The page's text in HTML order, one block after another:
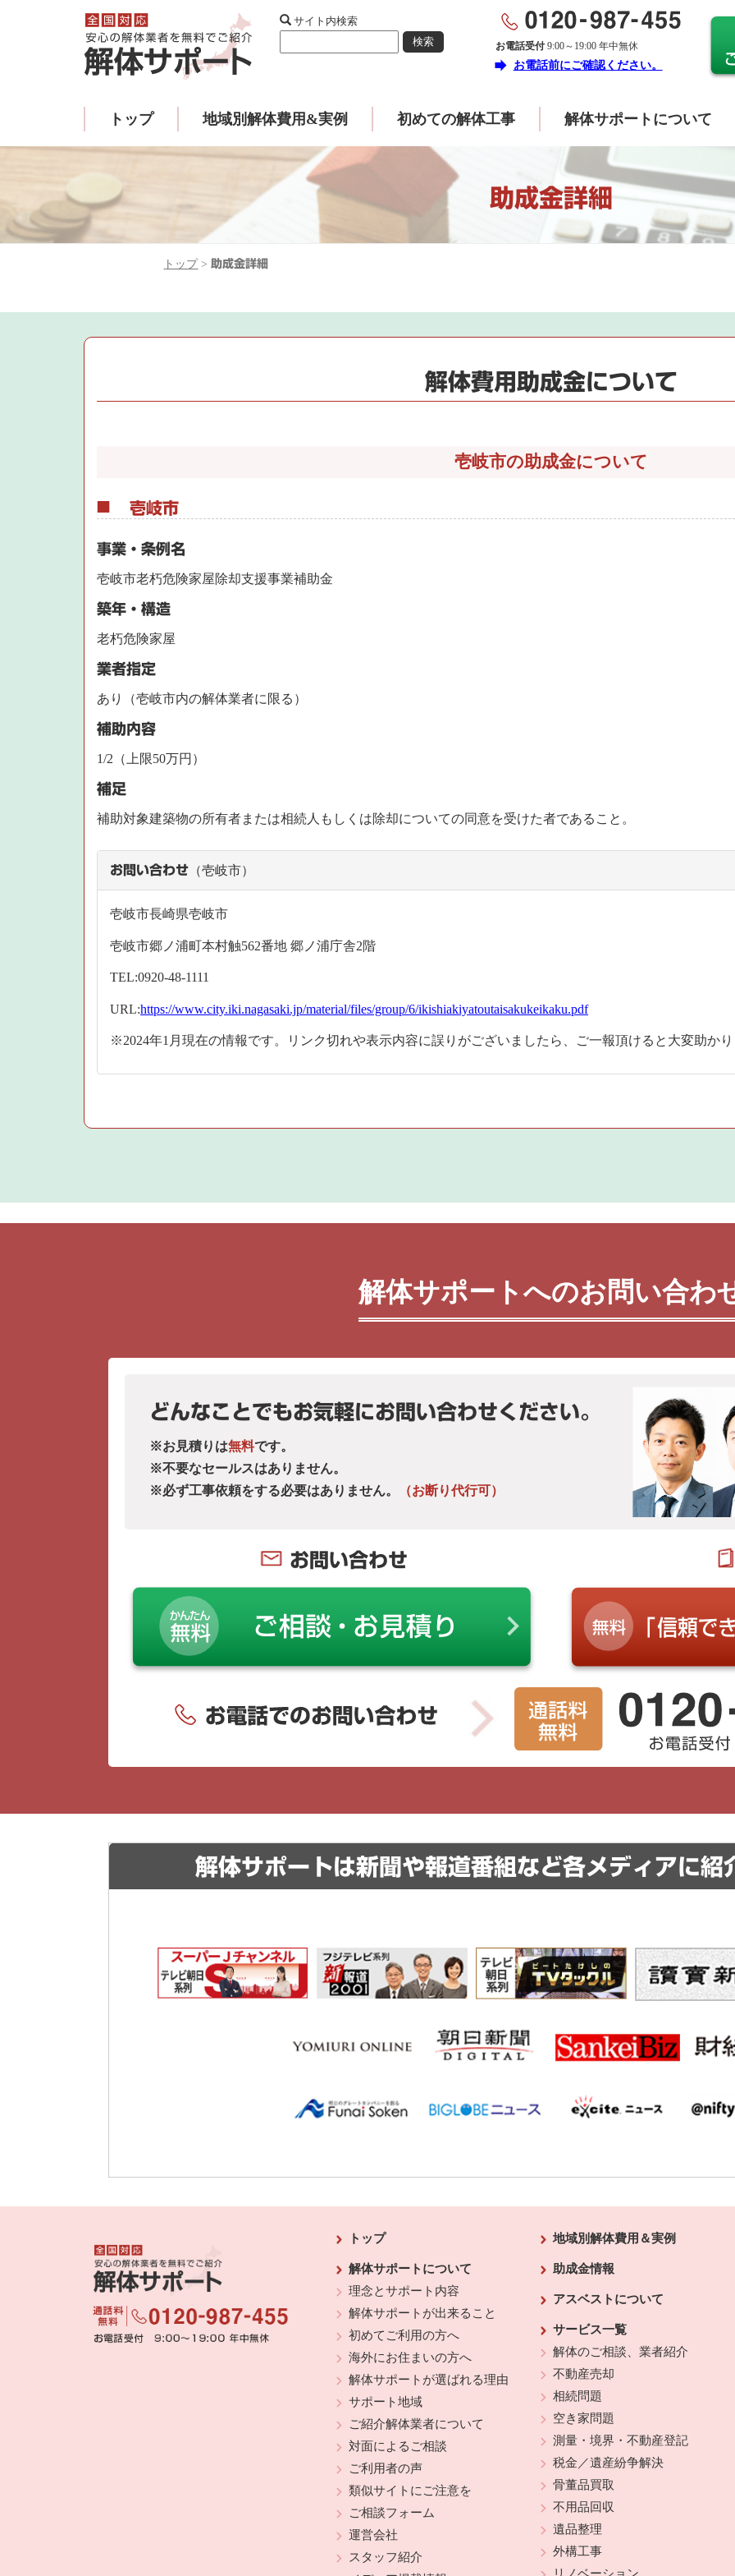
サイト内検索
お電話受付9:00～19:00 年中無休
forward お電話前にご確認ください。
トップ 地域別解体費用&実例 初めての解体工事 解体サポートについて
助成金詳細
トップ >助成金詳細
解体費用助成金について
壱岐市の助成金について
壱岐市
事業・条例名
壱岐市老朽危険家屋除却支援事業補助金
築年・構造
老朽危険家屋
業者指定
あり（壱岐市内の解体業者に限る）
補助内容
1/2（上限50万円）
補足
補助対象建築物の所有者または相続人もしくは除却についての同意を受けた者であること。
お問い合わせ（壱岐市）
壱岐市長崎県壱岐市
壱岐市郷ノ浦町本村触562番地 郷ノ浦庁舎2階
TEL:0920-48-1111
URL:https://www.city.iki.nagasaki.jp/material/files/group/6/ikishiakiyatoutaisakukeikaku.pdf
※2024年1月現在の情報です。リンク切れや表示内容に誤りがございましたら、ご一報頂けると大変助か
解体サポートへのお問い合わ
どんなことでもお気軽にお問い合わせください。
※お見積りは無料です。
※不要なセールスはありません。
※必ず工事依頼をする必要はありません。
（お断り代行可）
お問い合わせ
解体サポートは新聞や報道番組など各メディアに紹
トップ
解体サポートについて
理念とサポート内容
解体サポートが出来ること
初めてご利用の方へ
海外にお住まいの方へ
解体サポートが選ばれる理由
サポート地域
ご紹介解体業者について
対面によるご相談
ご利用者の声
類似サイトにご注意を
ご相談フォーム
運営会社
スタッフ紹介
地域別解体費用＆実例
助成金情報
アスベストについて
サービス一覧
解体のご相談、業者紹介
不動産売却
相続問題
空き家問題
測量・境界・不動産登記
税金／遺産紛争解決
骨董品買取
不用品回収
遺品整理
外構工事
リノベーション